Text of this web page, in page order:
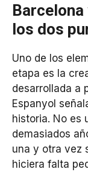
los dos
Uno de los
etapa es la
desarrollada a
Espanyol
historia. No es
demasiados
una y otra vez
hiciera falta